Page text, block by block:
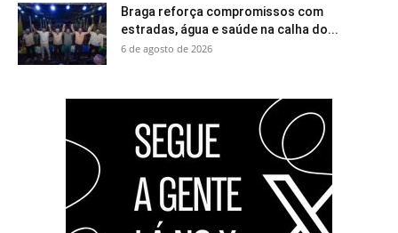
Braga reforça compromissos com
estradas, água e saúde na calha do...
6 de agosto de 2026